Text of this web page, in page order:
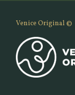
Venice Original ©